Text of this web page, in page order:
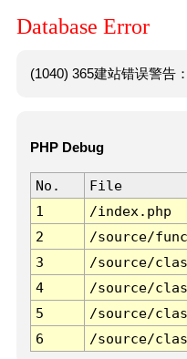
Database Error
(1040) 365建站错误警告
PHP Debug
No. File
1
/index.php
2
/source/
3
/source/
4
/source/
5
/source/
6
/source/